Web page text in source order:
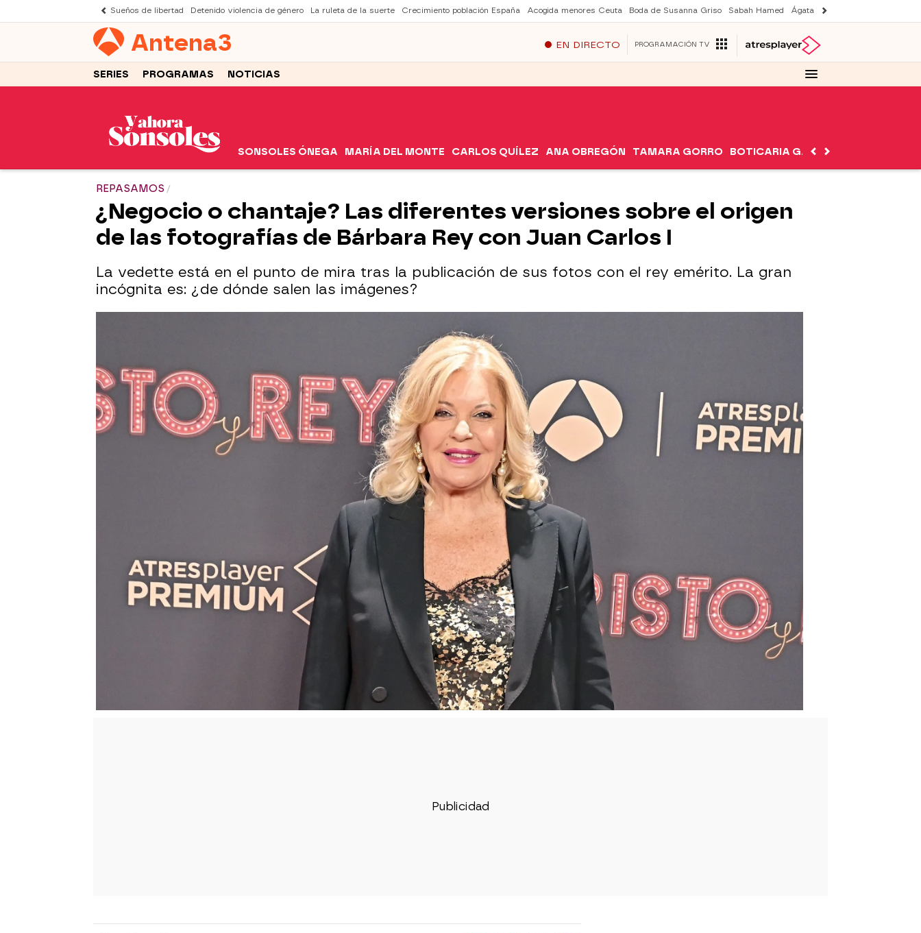
Sueños de libertad Detenido violencia de género La ruleta de la suerte Crecimiento población España Acogida menores Ceuta Boda de Susanna Griso Sabah Hamed Ágata y Lola
Antena3 EN DIRECTO PROGRAMACIÓN TV
SERIES PROGRAMAS NOTICIAS
SONSOLES ÓNEGA MARÍA DEL MONTE CARLOS QUÍLEZ ANA OBREGÓN TAMARA GORRO BOTICARIA GARCÍA
REPASAMOS
¿Negocio o chantaje? Las diferentes versiones sobre el origen
de las fotografías de Bárbara Rey con Juan Carlos I
La vedette está en el punto de mira tras la publicación de sus fotos con el rey emérito. La gran
incógnita es: ¿de dónde salen las imágenes?